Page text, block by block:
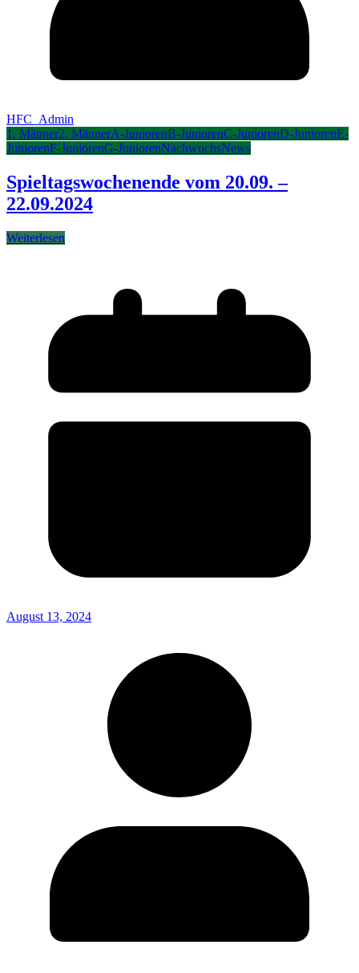
HFC_Admin
1. Männer2. MännerA-JuniorenB-JuniorenC-JuniorenD-JuniorenE-
JuniorenF-JuniorenG-JuniorenNachwuchsNews
Spieltagswochenende vom 20.09. –
22.09.2024
Weiterlesen
August 13, 2024